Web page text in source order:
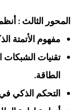
المحور الثالث :
مفهوم الأتمتة
الطاقة.
التحكم الذكي في